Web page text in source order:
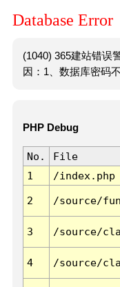
Database Error
(1040) 365建站错误
因：1、数据库密码
PHP Debug
No. File
1
/index.php
2 /source/
3 /source/
4 /source/